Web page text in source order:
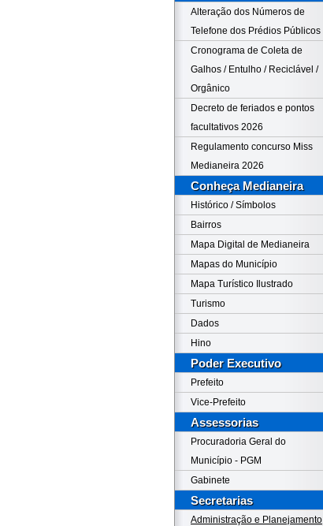
Alteração dos Números de
Telefone dos Prédios Públicos
Cronograma de Coleta de
Galhos / Entulho / Reciclável /
Orgânico
Decreto de feriados e pontos
facultativos 2026
Regulamento concurso Miss
Medianeira 2026
Conheça Medianeira
Histórico / Símbolos
Bairros
Mapa Digital de Medianeira
Mapas do Município
Mapa Turístico Ilustrado
Turismo
Dados
Hino
Poder Executivo
Prefeito
Vice-Prefeito
Assessorias
Procuradoria Geral do
Município - PGM
Gabinete
Secretarias
Administração e Planejamento